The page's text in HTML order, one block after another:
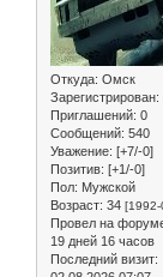
Откуда: Омск
Зарегистрирован:
Приглашений: 0
Сообщений: 540
Уважение: [+7/-0]
Позитив: [+1/-0]
Пол: Мужской
Возраст: 34 [1992-
Провел на
19 дней 16 часов
Последний визит: